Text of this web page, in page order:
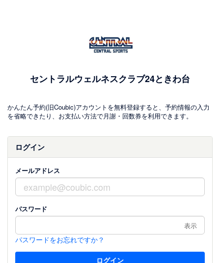
セントラルウェルネスクラブ24ときわ台
かんたん予約(旧Coubic)アカウントを無料登録すると、予約情報の入力
を省略できたり、お支払い方法で月謝・回数券を利用できます。
ログイン
メールアドレス
パスワード
表示
パスワードをお忘れですか？